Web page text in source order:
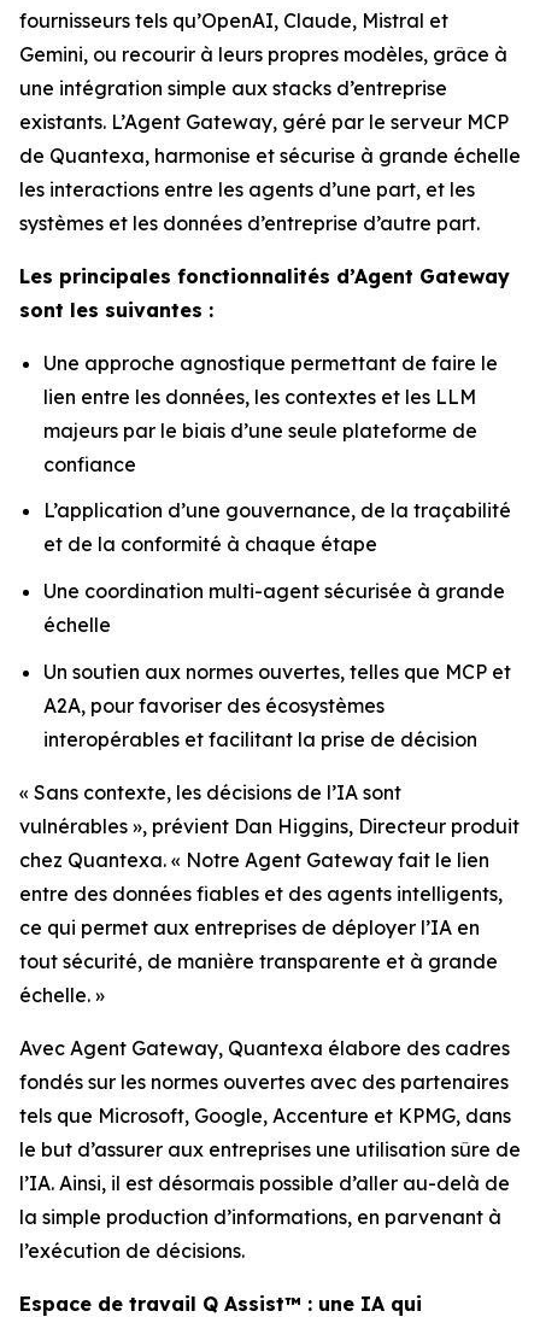
fournisseurs tels qu’OpenAI, Claude, Mistral et
Gemini, ou recourir à leurs propres modèles, grâce à
une intégration simple aux stacks d’entreprise
existants. L’Agent Gateway, géré par le serveur MCP
de Quantexa, harmonise et sécurise à grande échelle
les interactions entre les agents d’une part, et les
systèmes et les données d’entreprise d’autre part.
Les principales fonctionnalités d’Agent Gateway
sont les suivantes :
Une approche agnostique permettant de faire le
lien entre les données, les contextes et les LLM
majeurs par le biais d’une seule plateforme de
confiance
L’application d’une gouvernance, de la traçabilité
et de la conformité à chaque étape
Une coordination multi-agent sécurisée à grande
échelle
Un soutien aux normes ouvertes, telles que MCP et
A2A, pour favoriser des écosystèmes
interopérables et facilitant la prise de décision
« Sans contexte, les décisions de l’IA sont
vulnérables », prévient Dan Higgins, Directeur produit
chez Quantexa. « Notre Agent Gateway fait le lien
entre des données fiables et des agents intelligents,
ce qui permet aux entreprises de déployer l’IA en
tout sécurité, de manière transparente et à grande
échelle. »
Avec Agent Gateway, Quantexa élabore des cadres
fondés sur les normes ouvertes avec des partenaires
tels que Microsoft, Google, Accenture et KPMG, dans
le but d’assurer aux entreprises une utilisation sûre de
l’IA. Ainsi, il est désormais possible d’aller au-delà de
la simple production d’informations, en parvenant à
l’exécution de décisions.
Espace de travail Q Assist™ : une IA qui